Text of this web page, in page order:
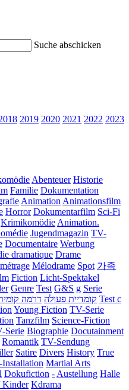
Suche abschicken
2019 2020 2021 2022 2023
Abenteuer Historie
Familie Dokumentation
Animation Animationsfilm
Horror Dokumentarfilm Sci-Fi
Krimikomödie Animation.
Jugendmagazin TV-
Documentaire Werbung
dramatique Drame
Mélodrame Spot 가족
Fiction Licht-Spektakel
Genre Test G&S g Serie
קומדיית פעולה דרמה
Test c
Young Fiction TV-Serie
Tanzfilm Science-Fiction
Serie Biographie Docutainment
Romantik TV-Sendung
Satire Divers History True
Martial Arts
Dokufiction - Austellung Halle
Kinder Kdrama